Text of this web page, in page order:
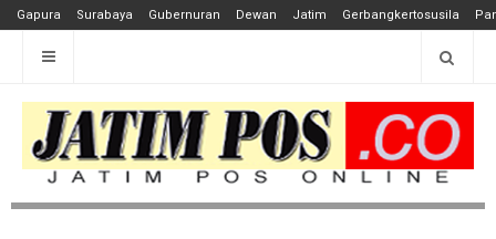
Gapura Surabaya Gubernuran Dewan Jatim Gerbangkertosusila